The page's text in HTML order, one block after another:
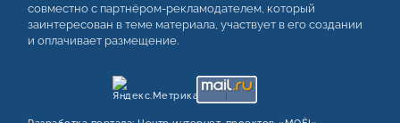
совместно с партнёром-рекламодателем, который
заинтересован в теме материала, участвует в его создании
и оплачивает размещение.